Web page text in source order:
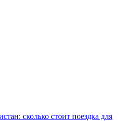
сколько стоит поездка для